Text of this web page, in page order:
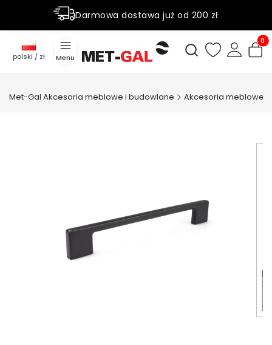
Darmowa dostawa już od 200 zł
Rabaty do 50% na wybrane produky
Menu
Otwórz
polski / zł
Met-Gal Akcesoria meblowe i budowlane Akcesoria meblowe